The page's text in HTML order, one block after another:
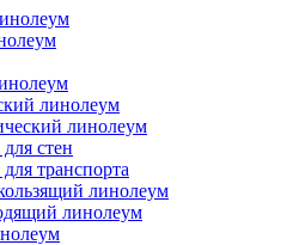
линолеум
линолеум
стен
транспорта
линолеум
линолеум